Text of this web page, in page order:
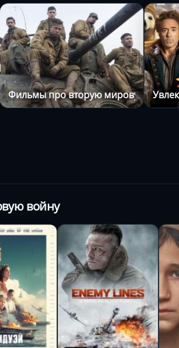
Фильмы про вторую мировую войну
войну